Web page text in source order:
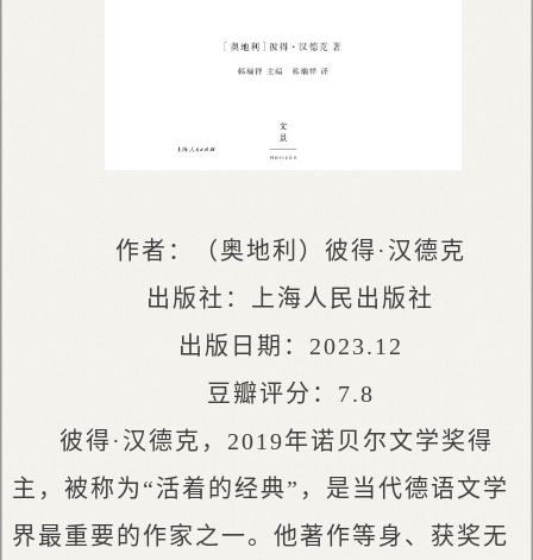
作者：（奥地利）彼得·汉德克
出版社：上海人民出版社
出版日期：2023.12
豆瓣评分：7.8
彼得·汉德克，2019年诺贝尔文学奖得
主，被称为“活着的经典”，是当代德语文学
界最重要的作家之一。他著作等身、获奖无